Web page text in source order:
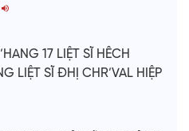
17 LIỆT SĨ HÊCH
LIỆT SĨ ĐHỊ CHR’VAL HIỆP